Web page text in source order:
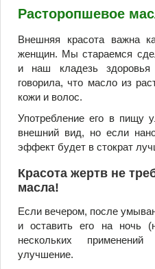
Расторопшевое
Внешняя красота важна
женщин. Мы стараемся
и наш кладезь
говорила, что масло из
кожи и волос.
Употребление его в пищу
внешний вид, но если
эффект будет в стократ
Красота жертв не
масла!
Если вечером, после
и оставить его на ночь
нескольких
улучшение.